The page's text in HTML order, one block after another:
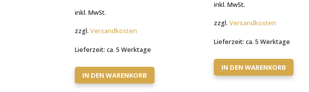
111,00 €39,90 €.
inkl. MwSt.
zzgl.Versandkosten
Lieferzeit:ca. 5 Werktage
IN DEN WARENKORB
inkl. MwSt.
zzgl.Versandkosten
Lieferzeit:ca. 5 Werktage
IN DEN WARENKORB